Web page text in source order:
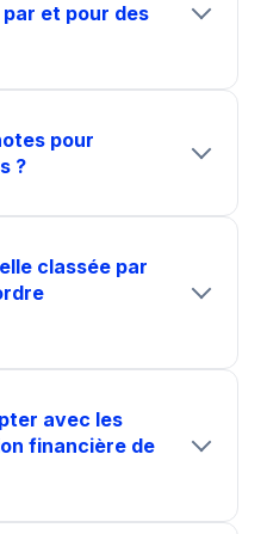
et pour des
pour
?
classée par
avec les
financière de